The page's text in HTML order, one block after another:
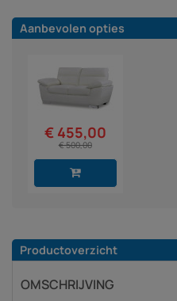
Aanbevolen opties
€ 455,00
€ 500,00
Productoverzicht
OMSCHRIJVING